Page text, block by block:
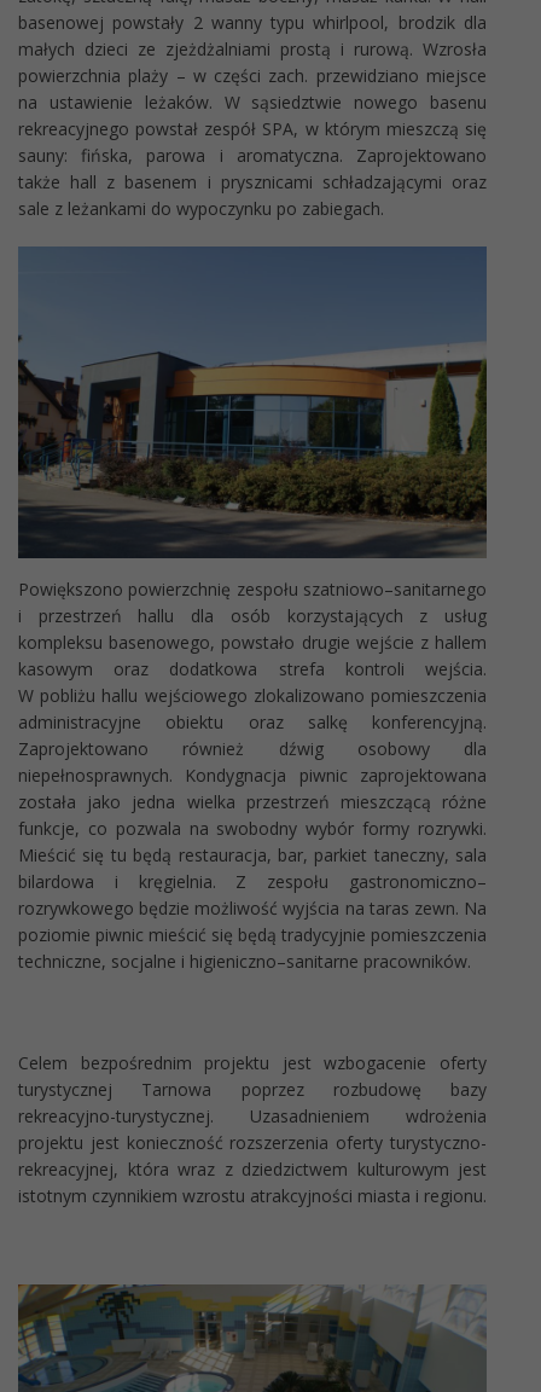
basenowej powstały 2 wanny typu whirlpool, brodzik dla
małych dzieci ze zjeżdżalniami prostą i rurową. Wzrosła
powierzchnia plaży – w części zach. przewidziano miejsce
na ustawienie leżaków. W sąsiedztwie nowego basenu
rekreacyjnego powstał zespół SPA, w którym mieszczą się
sauny: fińska, parowa i aromatyczna. Zaprojektowano
także hall z basenem i prysznicami schładzającymi oraz
sale z leżankami do wypoczynku po zabiegach.
Powiększono powierzchnię zespołu szatniowo–sanitarnego
i przestrzeń hallu dla osób korzystających z usług
kompleksu basenowego, powstało drugie wejście z hallem
kasowym oraz dodatkowa strefa kontroli wejścia.
W pobliżu hallu wejściowego zlokalizowano pomieszczenia
administracyjne obiektu oraz salkę konferencyjną.
Zaprojektowano również dźwig osobowy dla
niepełnosprawnych. Kondygnacja piwnic zaprojektowana
została jako jedna wielka przestrzeń mieszczącą różne
funkcje, co pozwala na swobodny wybór formy rozrywki.
Mieścić się tu będą restauracja, bar, parkiet taneczny, sala
bilardowa i kręgielnia. Z zespołu gastronomiczno–
rozrywkowego będzie możliwość wyjścia na taras zewn. Na
poziomie piwnic mieścić się będą tradycyjnie pomieszczenia
techniczne, socjalne i higieniczno–sanitarne pracowników.
Celem bezpośrednim projektu jest wzbogacenie oferty
turystycznej Tarnowa poprzez rozbudowę bazy
rekreacyjno-turystycznej. Uzasadnieniem wdrożenia
projektu jest konieczność rozszerzenia oferty turystyczno-
rekreacyjnej, która wraz z dziedzictwem kulturowym jest
istotnym czynnikiem wzrostu atrakcyjności miasta i regionu.